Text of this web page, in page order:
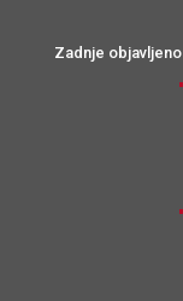
Zadnje objavljeno